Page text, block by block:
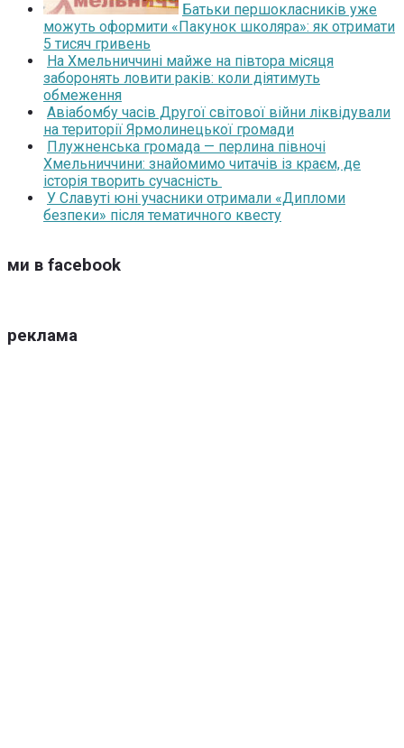
Батьки першокласників уже
можуть оформити «Пакунок школяра»: як отримати
5 тисяч гривень
На Хмельниччині майже на півтора місяця
заборонять ловити раків: коли діятимуть
обмеження
Авіабомбу часів Другої світової війни ліквідували
на території Ярмолинецької громади
Плужненська громада — перлина півночі
Хмельниччини: знайомимо читачів із краєм, де
історія творить сучасність
У Славуті юні учасники отримали «Дипломи
безпеки» після тематичного квесту
ми в facebook
реклама